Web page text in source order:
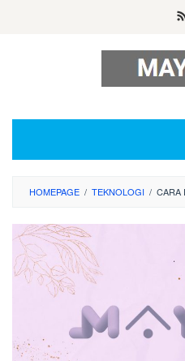
HOMEPAGE / TEKNOLOGI / CARA